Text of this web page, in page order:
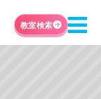
教室検索